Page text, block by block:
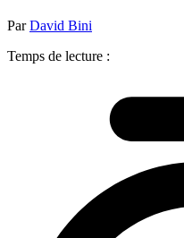
ParDavid Bini
Temps de lecture :